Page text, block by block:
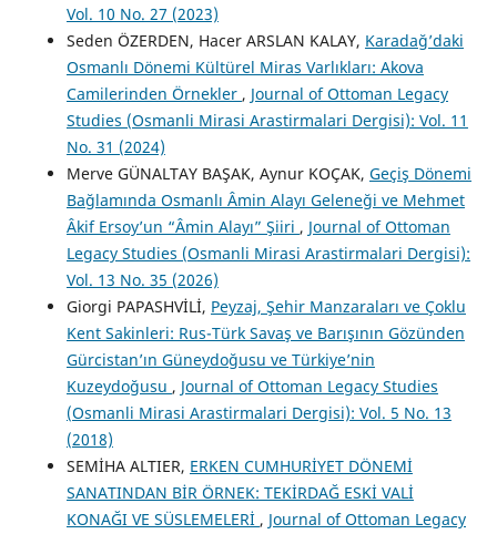
Vol. 10 No. 27 (2023)
Seden ÖZERDEN, Hacer ARSLAN KALAY, Karadağ’daki
Osmanlı Dönemi Kültürel Miras Varlıkları: Akova
Camilerinden Örnekler , Journal of Ottoman Legacy
Studies (Osmanli Mirasi Arastirmalari Dergisi): Vol. 11
No. 31 (2024)
Merve GÜNALTAY BAŞAK, Aynur KOÇAK, Geçiş Dönemi
Bağlamında Osmanlı Âmin Alayı Geleneği ve Mehmet
Âkif Ersoy’un “Âmin Alayı” Şiiri , Journal of Ottoman
Legacy Studies (Osmanli Mirasi Arastirmalari Dergisi):
Vol. 13 No. 35 (2026)
Giorgi PAPASHVİLİ, Peyzaj, Şehir Manzaraları ve Çoklu
Kent Sakinleri: Rus-Türk Savaş ve Barışının Gözünden
Gürcistan’ın Güneydoğusu ve Türkiye’nin
Kuzeydoğusu , Journal of Ottoman Legacy Studies
(Osmanli Mirasi Arastirmalari Dergisi): Vol. 5 No. 13
(2018)
SEMİHA ALTIER, ERKEN CUMHURİYET DÖNEMİ
SANATINDAN BİR ÖRNEK: TEKİRDAĞ ESKİ VALİ
KONAĞI VE SÜSLEMELERİ , Journal of Ottoman Legacy